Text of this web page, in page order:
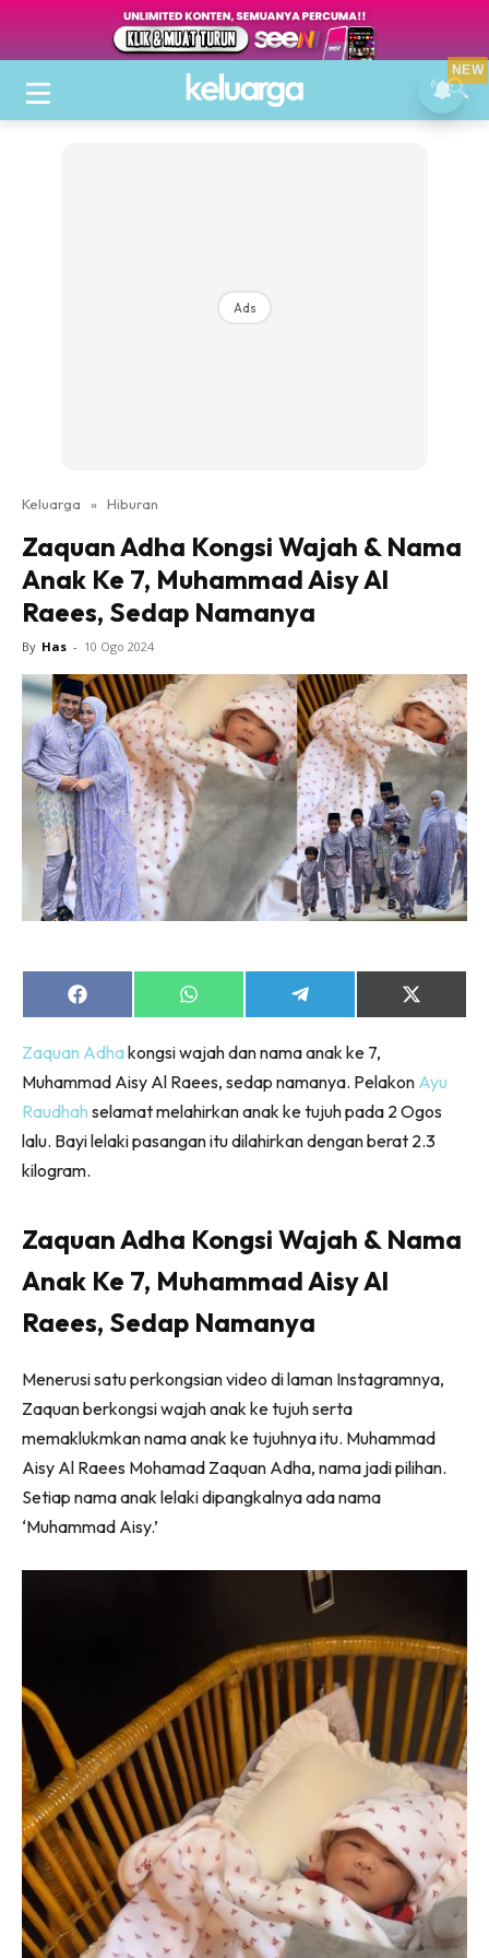
Ads
Keluarga » Hiburan
Zaquan Adha Kongsi Wajah & Nama
Anak Ke 7, Muhammad Aisy Al
Raees, Sedap Namanya
By Has - 10 Ogo 2024
Share
on
Share
on
Share
on
Share
on
Zaquan Adhakongsi wajah dan nama anak ke 7,
Muhammad Aisy Al Raees, sedap namanya. Pelakon Ayu
Raudhah selamat melahirkan anak ke tujuh pada 2 Ogos
lalu. Bayi lelaki pasangan itu dilahirkan dengan berat 2.3
kilogram.
Zaquan Adha Kongsi Wajah & Nama
Anak Ke 7, Muhammad Aisy Al
Raees, Sedap Namanya
Menerusi satu perkongsian video di laman Instagramnya,
Zaquan berkongsi wajah anak ke tujuh serta
memaklukmkan nama anak ke tujuhnya itu. Muhammad
Aisy Al Raees Mohamad Zaquan Adha, nama jadi pilihan.
Setiap nama anak lelaki dipangkalnya ada nama
‘Muhammad Aisy.’
NEW